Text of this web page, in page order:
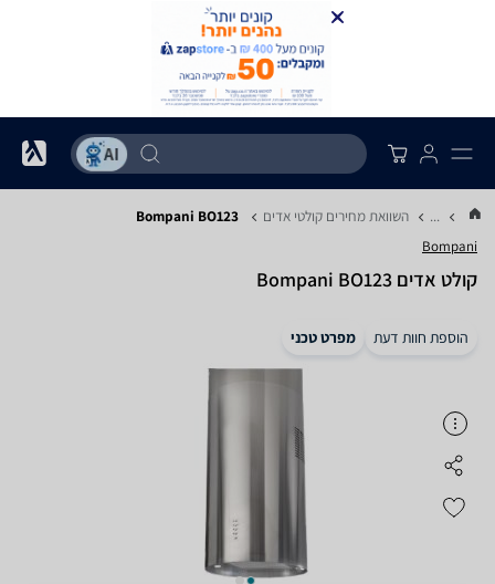
... השוואת מחירים קולטי אדים Bompani BO123
Bompani
קולט אדים Bompani BO123
הוספת חוות דעת מפרט טכני